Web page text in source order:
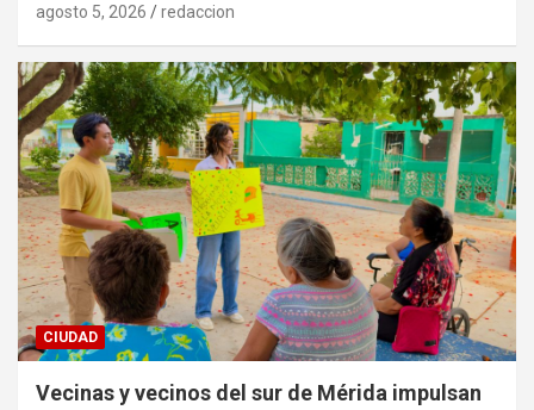
agosto 5, 2026 redaccion
CIUDAD
Vecinas y vecinos del sur de Mérida impulsan